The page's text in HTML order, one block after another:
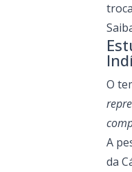
O
A
da